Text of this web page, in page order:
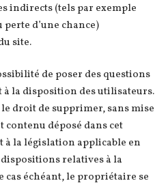
indirects (tels par exemple
perte d’une chance)
site.
de poser des questions
à la disposition des utilisateurs.
droit de supprimer, sans mise
contenu déposé dans cet
la législation applicable en
relatives à la
cas échéant, le propriétaire se